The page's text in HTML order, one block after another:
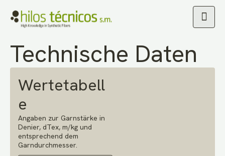
Technische Daten
Wertetabell
e
Angaben zur Garnstärke in
Denier, dTex, m/kg und
entsprechend dem
Garndurchmesser.